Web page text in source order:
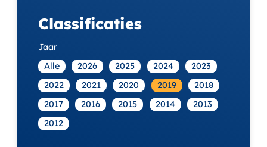
Classificaties
Jaar
Alle
2026 2025 2024
2023
2022
2021 2020 2019
2018
2017
2016 2015 2014
2013
2012